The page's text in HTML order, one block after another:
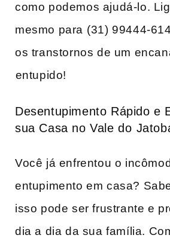
como podemos ajudá-lo.
mesmo para ⁤(31) 99444-
os transtornos de um
⁤entupido!
Desentupimento Rápido e
sua Casa no Vale do⁤
Você já enfrentou o
entupimento em casa?
‌isso pode ser frustrante e
dia a ​dia da sua família.